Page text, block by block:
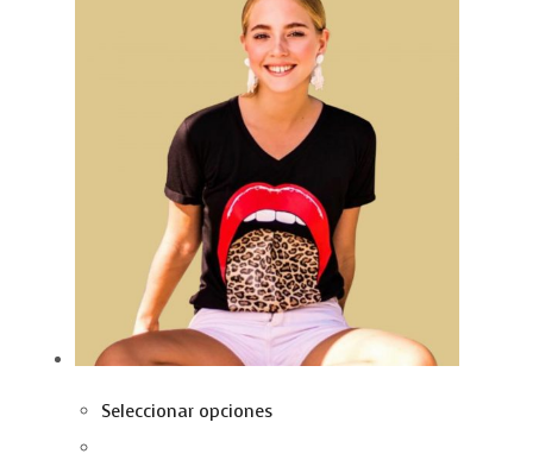
Seleccionar opciones